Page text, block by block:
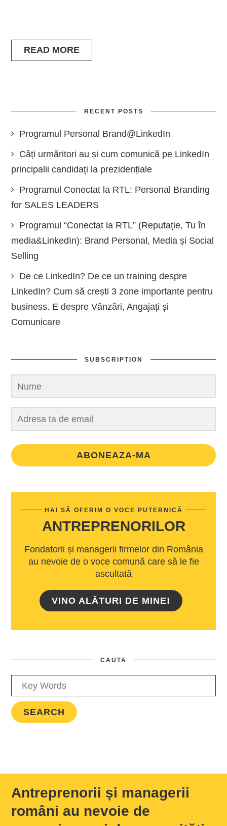
READ MORE
RECENT POSTS
Programul Personal Brand@LinkedIn
Câți urmăritori au și cum comunică pe LinkedIn
principalii candidați la prezidențiale
Programul Conectat la RTL: Personal Branding
for SALES LEADERS
Programul “Conectat la RTL” (Reputație, Tu în
media&LinkedIn): Brand Personal, Media și Social
Selling
De ce LinkedIn? De ce un training despre
LinkedIn? Cum să crești 3 zone importante pentru
business. E despre Vânzări, Angajați și
Comunicare
SUBSCRIPTION
ABONEAZA-MA
HAI SĂ OFERIM O VOCE PUTERNICĂ
ANTREPRENORILOR
Fondatorii și managerii firmelor din România
au nevoie de o voce comună care să le fie
ascultată
VINO ALĂTURI DE MINE!
CAUTA
Antreprenorii și managerii
români au nevoie de